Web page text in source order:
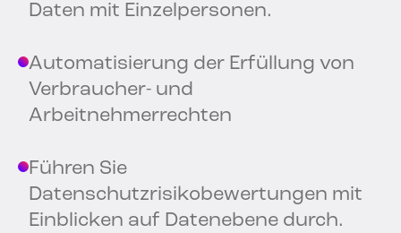
Daten mit Einzelpersonen.
Automatisierung der Erfüllung von
Verbraucher- und
Arbeitnehmerrechten
Führen Sie
Datenschutzrisikobewertungen mit
Einblicken auf Datenebene durch.